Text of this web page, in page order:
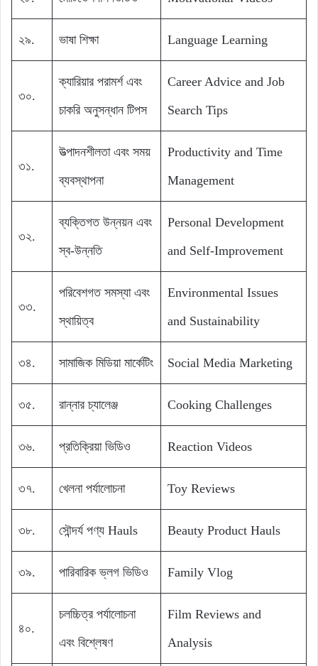
২৯. ভাষা শিক্ষা Language Learning
৩০.
ক্যারিয়ার পরামর্শ এবং
চাকরি অনুসন্ধান টিপস
Career Advice and Job
Search Tips
৩১.
উত্পাদনশীলতা এবং সময়
ব্যবস্থাপনা
Productivity and Time
Management
৩২.
ব্যক্তিগত উন্নয়ন এবং
স্ব-উন্নতি
Personal Development
and Self-Improvement
৩৩.
পরিবেশগত সমস্যা এবং
স্থায়িত্ব
Environmental Issues
and Sustainability
৩৪. সামাজিক মিডিয়া মার্কেটিং Social Media Marketing
৩৫. রান্নার চ্যালেঞ্জ Cooking Challenges
৩৬. প্রতিক্রিয়া ভিডিও Reaction Videos
৩৭. খেলনা পর্যালোচনা Toy Reviews
৩৮. সৌন্দর্য পণ্য Hauls Beauty Product Hauls
৩৯. পারিবারিক ভ্লগ ভিডিও Family Vlog
৪০.
চলচ্চিত্র পর্যালোচনা
এবং বিশ্লেষণ
Film Reviews and
Analysis